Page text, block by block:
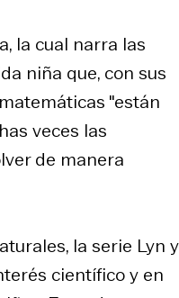
la cual narra las
niña que, con sus
"están
veces las
de manera
la serie Lyn y
científico y en